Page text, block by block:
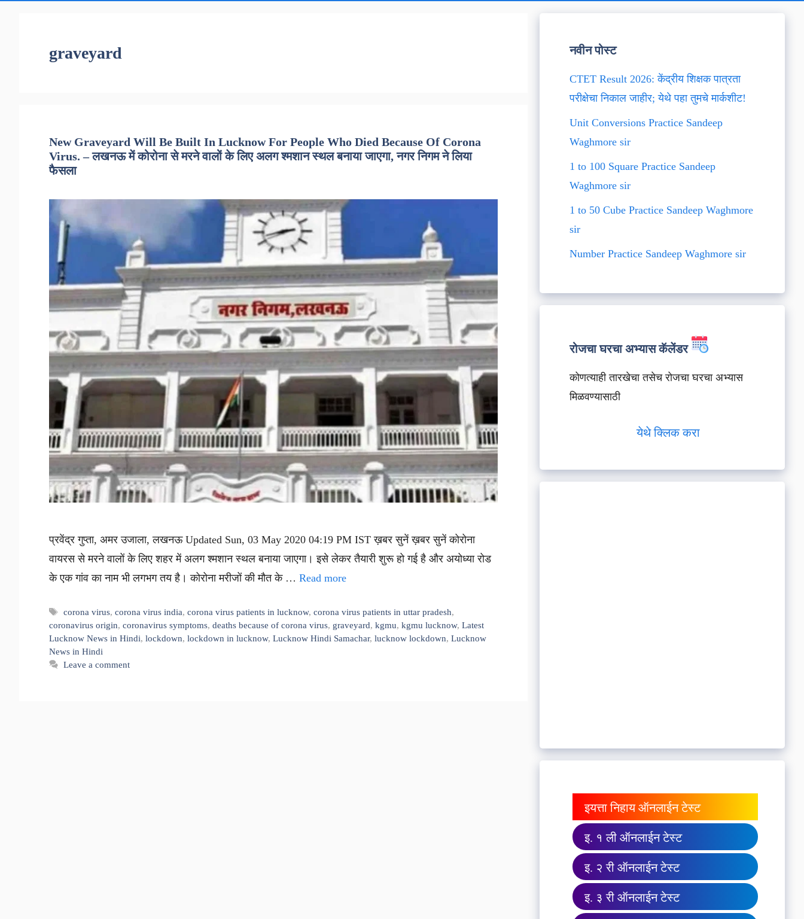
graveyard
New Graveyard Will Be Built In Lucknow For People Who Died Because Of Corona
Virus. – लखनऊ में कोरोना से मरने वालों के लिए अलग श्मशान स्थल बनाया जाएगा, नगर निगम ने लिया
फैसला
प्रवेंद्र गुप्ता, अमर उजाला, लखनऊ Updated Sun, 03 May 2020 04:19 PM IST ख़बर सुनें ख़बर सुनें कोरोना
वायरस से मरने वालों के लिए शहर में अलग श्मशान स्थल बनाया जाएगा। इसे लेकर तैयारी शुरू हो गई है और अयोध्या रोड
के एक गांव का नाम भी लगभग तय है। कोरोना मरीजों की मौत के … Read more
Tags
corona virus,corona virus india,corona virus patients in lucknow,corona virus patients in uttar pradesh,
coronavirus origin, coronavirus symptoms, deaths because of corona virus, graveyard, kgmu, kgmu lucknow, Latest
Lucknow News in Hindi, lockdown, lockdown in lucknow, Lucknow Hindi Samachar, lucknow lockdown, Lucknow
News in Hindi
Leave a comment
नवीन पोस्ट
CTET Result 2026: केंद्रीय शिक्षक पात्रता
परीक्षेचा निकाल जाहीर; येथे पहा तुमचे मार्कशीट!
Unit Conversions Practice Sandeep
Waghmore sir
1 to 100 Square Practice Sandeep
Waghmore sir
1 to 50 Cube Practice Sandeep Waghmore
sir
Number Practice Sandeep Waghmore sir
रोजचा घरचा अभ्यास कॅलेंडर
कोणत्याही तारखेचा तसेच रोजचा घरचा अभ्यास
मिळवण्यासाठी
येथे क्लिक करा
इयत्ता निहाय ऑनलाईन टेस्ट
इ. १ ली ऑनलाईन टेस्ट
इ. २ री ऑनलाईन टेस्ट
इ. ३ री ऑनलाईन टेस्ट